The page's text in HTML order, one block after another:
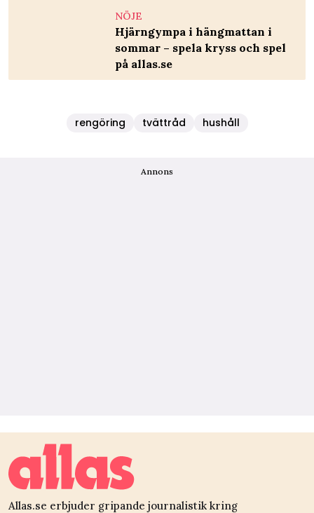
NÖJE
Hjärngympa i hängmattan i
sommar – spela kryss och spel
på allas.se
rengöring tvättråd hushåll
Annons
Allas.se erbjuder gripande journalistik kring